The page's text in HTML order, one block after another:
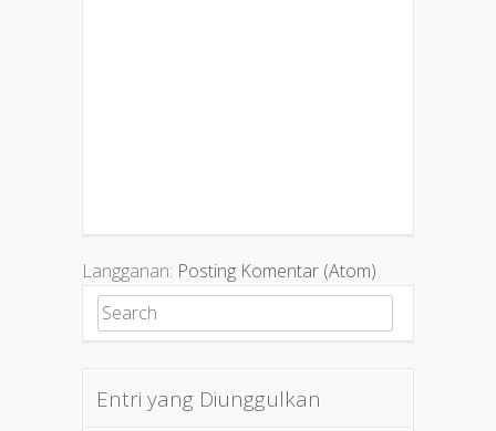
Langganan: Posting Komentar (Atom)
Search for:
Entri yang Diunggulkan